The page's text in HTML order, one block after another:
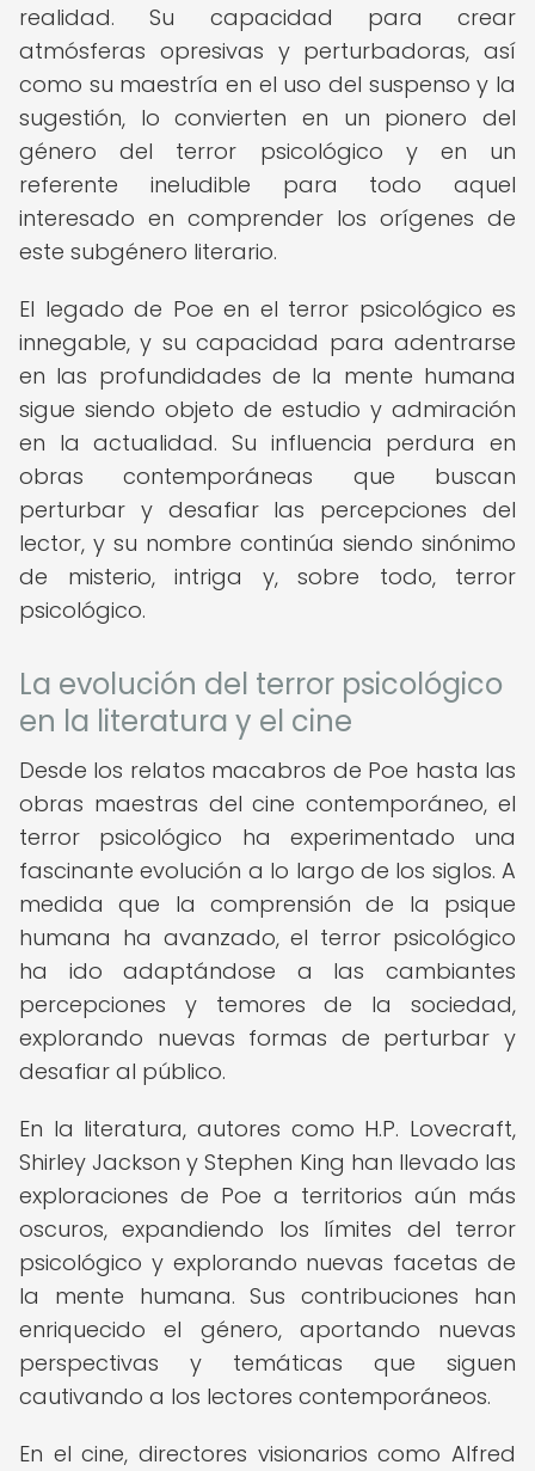
realidad. Su capacidad para crear
atmósferas opresivas y perturbadoras, así
como su maestría en el uso del suspenso y la
sugestión, lo convierten en un pionero del
género del terror psicológico y en un
referente ineludible para todo aquel
interesado en comprender los orígenes de
este subgénero literario.
El legado de Poe en el terror psicológico es
innegable, y su capacidad para adentrarse
en las profundidades de la mente humana
sigue siendo objeto de estudio y admiración
en la actualidad. Su influencia perdura en
obras contemporáneas que buscan
perturbar y desafiar las percepciones del
lector, y su nombre continúa siendo sinónimo
de misterio, intriga y, sobre todo, terror
psicológico.
La evolución del terror psicológico
en la literatura y el cine
Desde los relatos macabros de Poe hasta las
obras maestras del cine contemporáneo, el
terror psicológico ha experimentado una
fascinante evolución a lo largo de los siglos. A
medida que la comprensión de la psique
humana ha avanzado, el terror psicológico
ha ido adaptándose a las cambiantes
percepciones y temores de la sociedad,
explorando nuevas formas de perturbar y
desafiar al público.
En la literatura, autores como H.P. Lovecraft,
Shirley Jackson y Stephen King han llevado las
exploraciones de Poe a territorios aún más
oscuros, expandiendo los límites del terror
psicológico y explorando nuevas facetas de
la mente humana. Sus contribuciones han
enriquecido el género, aportando nuevas
perspectivas y temáticas que siguen
cautivando a los lectores contemporáneos.
En el cine, directores visionarios como Alfred